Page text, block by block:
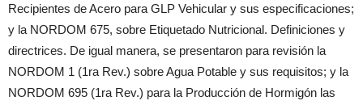
Recipientes de Acero para GLP Vehicular y sus especificaciones;
y la NORDOM 675, sobre Etiquetado Nutricional. Definiciones y
directrices. De igual manera, se presentaron para revisión la
NORDOM 1 (1ra Rev.) sobre Agua Potable y sus requisitos; y la
NORDOM 695 (1ra Rev.) para la Producción de Hormigón las